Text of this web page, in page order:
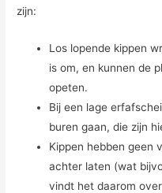
zijn:
Los lopende kippen
is om, en kunnen de
opeten.
Bij een lage
buren gaan, die zijn
Kippen hebben geen
achter laten (wat
vindt het daarom